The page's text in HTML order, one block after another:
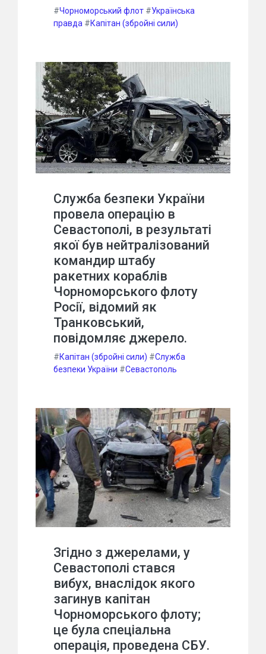
#Чорноморський флот #Українська
правда #Капітан (збройні сили)
Служба безпеки України
провела операцію в
Севастополі, в результаті
якої був нейтралізований
командир штабу
ракетних кораблів
Чорноморського флоту
Росії, відомий як
Транковський,
повідомляє джерело.
#Капітан (збройні сили) #Служба
безпеки України #Севастополь
Згідно з джерелами, у
Севастополі стався
вибух, внаслідок якого
загинув капітан
Чорноморського флоту;
це була спеціальна
операція, проведена СБУ.